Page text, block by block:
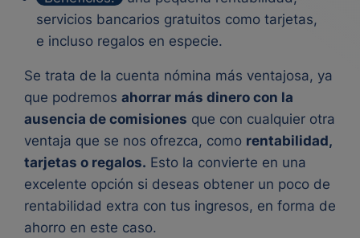
servicios bancarios gratuitos como tarjetas,
e incluso regalos en especie.
Se trata de la cuenta nómina más ventajosa, ya
que podremos ahorrar más dinero con la
ausencia de comisiones que con cualquier otra
ventaja que se nos ofrezca, como rentabilidad,
tarjetas o regalos. Esto la convierte en una
excelente opción si deseas obtener un poco de
rentabilidad extra con tus ingresos, en forma de
ahorro en este caso.